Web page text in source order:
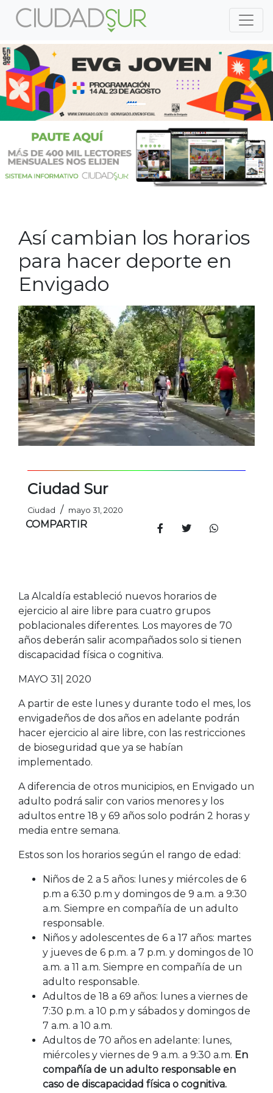
Previous
Previous
Así cambian los horarios
para hacer deporte en
Envigado
Ciudad Sur
Ciudad / mayo 31, 2020
COMPARTIR
La Alcaldía estableció nuevos horarios de
ejercicio al aire libre para cuatro grupos
poblacionales diferentes. Los mayores de 70
años deberán salir acompañados solo si tienen
discapacidad física o cognitiva.
MAYO 31| 2020
A partir de este lunes y durante todo el mes, los
envigadeños de dos años en adelante podrán
hacer ejercicio al aire libre, con las restricciones
de bioseguridad que ya se habían
implementado.
A diferencia de otros municipios, en Envigado un
adulto podrá salir con varios menores y los
adultos entre 18 y 69 años solo podrán 2 horas y
media entre semana.
Estos son los horarios según el rango de edad:
Niños de 2 a 5 años: lunes y miércoles de 6
p.m a 6:30 p.m y domingos de 9 a.m. a 9:30
a.m. Siempre en compañía de un adulto
responsable.
Niños y adolescentes de 6 a 17 años: martes
y jueves de 6 p.m. a 7 p.m. y domingos de 10
a.m. a 11 a.m. Siempre en compañía de un
adulto responsable.
Adultos de 18 a 69 años: lunes a viernes de
7:30 p.m. a 10 p.m y sábados y domingos de
7 a.m. a 10 a.m.
Adultos de 70 años en adelante: lunes,
miércoles y viernes de 9 a.m. a 9:30 a.m. En
compañía de un adulto responsable en
caso de discapacidad física o cognitiva.